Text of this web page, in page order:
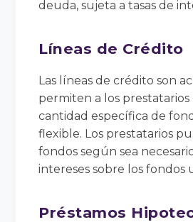
deuda, sujeta a tasas de
Líneas de Crédito
Las líneas de crédito son
permiten a los prestatarios
cantidad específica de
flexible. Los prestatarios
fondos según sea
intereses sobre los fondos
Préstamos